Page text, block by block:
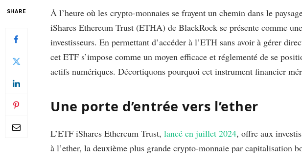
SHARE
À l’heure où les crypto-monnaies se frayent un chemin dans le
iShares Ethereum Trust (ETHA) de BlackRock se présente comme
investisseurs. En permettant d’accéder à l’ETH sans avoir à gérer
cet ETF s’impose comme un moyen efficace et réglementé de se
actifs numériques. Décortiquons pourquoi cet instrument financier
Une porte d’entrée vers l’ether
L’ETF iShares Ethereum Trust, lancé en juillet 2024, offre aux
à l’ether, la deuxième plus grande crypto-monnaie par capitalisation